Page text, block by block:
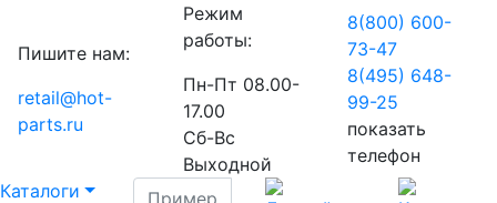
Пишите нам:
retail@hot-
parts.ru
Режим
работы:
Пн-Пт 08.00-
17.00
Сб-Вс
Выходной
8(800) 600-
73-47
8(495) 648-
99-25
показать
телефон
Каталоги